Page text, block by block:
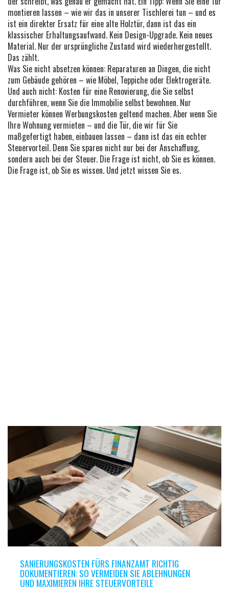
montieren lassen – wie wir das in unserer Tischlerei tun – und es
ist ein direkter Ersatz für eine alte Holztür, dann ist das ein
klassischer Erhaltungsaufwand. Kein Design-Upgrade. Kein neues
Material. Nur der ursprüngliche Zustand wird wiederhergestellt.
Das zählt.
Was Sie nicht absetzen können: Reparaturen an Dingen, die nicht
zum Gebäude gehören – wie Möbel, Teppiche oder Elektrogeräte.
Und auch nicht: Kosten für eine Renovierung, die Sie selbst
durchführen, wenn Sie die Immobilie selbst bewohnen. Nur
Vermieter können Werbungskosten geltend machen. Aber wenn Sie
Ihre Wohnung vermieten – und die Tür, die wir für Sie
maßgefertigt haben, einbauen lassen – dann ist das ein echter
Steuervorteil. Denn Sie sparen nicht nur bei der Anschaffung,
sondern auch bei der Steuer. Die Frage ist nicht, ob Sie es können.
Die Frage ist, ob Sie es wissen. Und jetzt wissen Sie es.
SANIERUNGSKOSTEN FÜRS FINANZAMT RICHTIG
DOKUMENTIEREN: SO VERMEIDEN SIE ABLEHNUNGEN
UND MAXIMIEREN IHRE STEUERVORTEILE